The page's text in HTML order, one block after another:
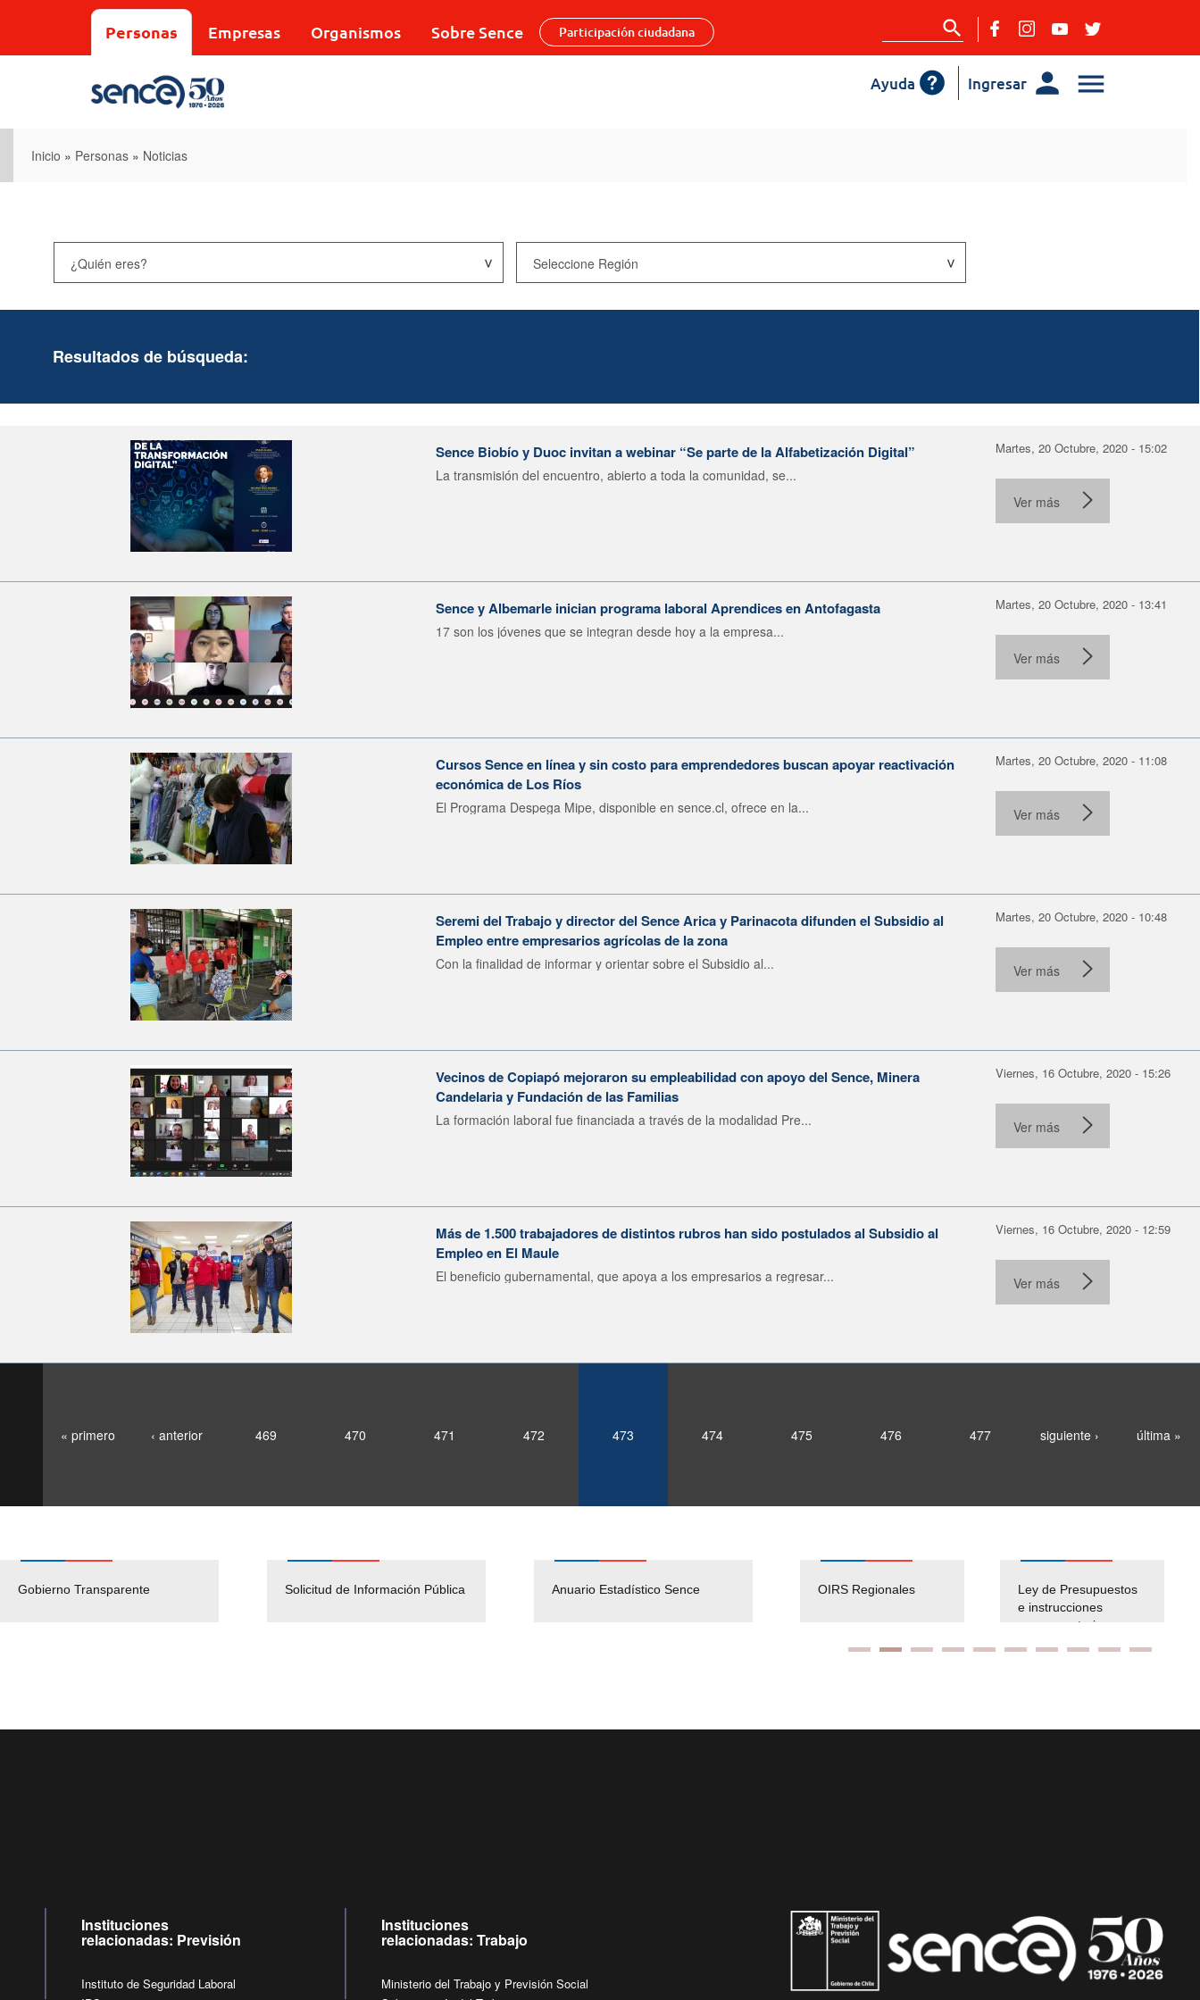
Personas Empresas Organismos Sobre Sence Participación ciudadana
Ingresar
Ayuda
Inicio » Personas » Noticias
Resultados de búsqueda:
Sence Biobío y Duoc invitan a webinar “Se parte de la Alfabetización Digital”
La transmisión del encuentro, abierto a toda la comunidad, se...
Martes, 20 Octubre, 2020 - 15:02
Ver más
Sence y Albemarle inician programa laboral Aprendices en Antofagasta
17 son los jóvenes que se integran desde hoy a la empresa...
Martes, 20 Octubre, 2020 - 13:41
Ver más
Cursos Sence en línea y sin costo para emprendedores buscan apoyar reactivación
económica de Los Ríos
El Programa Despega Mipe, disponible en sence.cl, ofrece en la...
Martes, 20 Octubre, 2020 - 11:08
Ver más
Seremi del Trabajo y director del Sence Arica y Parinacota difunden el Subsidio al
Empleo entre empresarios agrícolas de la zona
Con la finalidad de informar y orientar sobre el Subsidio al...
Martes, 20 Octubre, 2020 - 10:48
Ver más
Vecinos de Copiapó mejoraron su empleabilidad con apoyo del Sence, Minera
Candelaria y Fundación de las Familias
La formación laboral fue financiada a través de la modalidad Pre...
Viernes, 16 Octubre, 2020 - 15:26
Ver más
Más de 1.500 trabajadores de distintos rubros han sido postulados al Subsidio al
Empleo en El Maule
El beneficio gubernamental, que apoya a los empresarios a regresar...
Viernes, 16 Octubre, 2020 - 12:59
Ver más
« primero ‹ anterior 469 470 471 472 473 474 475 476 477 siguiente › última »
Gobierno Transparente Solicitud de Información Pública Anuario Estadístico Sence
Pago Proveedores
Empleos Públicos
Solicitud Audiencias y
OIRS Regionales
Ley de Presupuestos
e instrucciones
presuspuetarias
Instituciones
relacionadas: Previsión
Instituto de Seguridad Laboral
Instituciones
relacionadas: Trabajo
Ministerio del Trabajo y Previsión Social